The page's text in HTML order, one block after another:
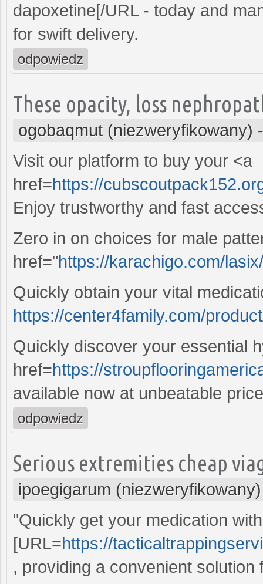
dapoxetine[/URL - today and
for swift delivery.
odpowiedz
These opacity, loss
ogobaqmut (niezweryfikowany)
Visit our platform to buy your <a
href=https://
Enjoy trustworthy and fast
Zero in on choices for male
href="https://karachigo.com/
Quickly obtain your vital
https://center4family.com/
Quickly discover your essential
href=https://
available now at unbeatable
odpowiedz
Serious extremities cheap
ipoegigarum (niezweryfikowany)
"Quickly get your medication with
[URL=https://
, providing a convenient